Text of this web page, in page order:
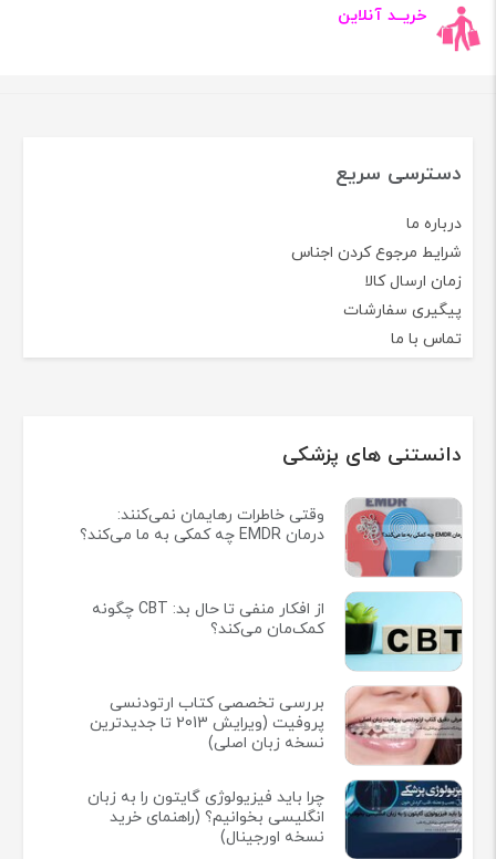
خریــد آنلاین
دسترسی سریع
درباره ما
شرایط مرجوع کردن اجناس
زمان ارسال کالا
پیگیری سفارشات
تماس با ما
دانستنی های پزشکی
وقتی خاطرات رهایمان نمی‌کنند:
درمان EMDR چه کمکی به ما می‌کند؟
از افکار منفی تا حال بد: CBT چگونه
کمک‌مان می‌کند؟
بررسی تخصصی کتاب ارتودنسی
پروفیت (ویرایش 2013 تا جدیدترین
نسخه زبان اصلی)
چرا باید فیزیولوژی گایتون را به زبان
انگلیسی بخوانیم؟ (راهنمای خرید
نسخه اورجینال)